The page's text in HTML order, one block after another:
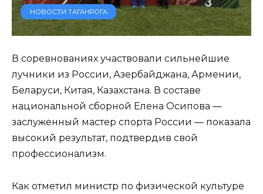
НОВОСТИ ТАГАНРОГА
В соревнованиях участвовали сильнейшие
лучники из России, Азербайджана, Армении,
Беларуси, Китая, Казахстана. В составе
национальной сборной Елена Осипова —
заслуженный мастер спорта России — показала
высокий результат, подтвердив свой
профессионализм.
Как отметил министр по физической культуре